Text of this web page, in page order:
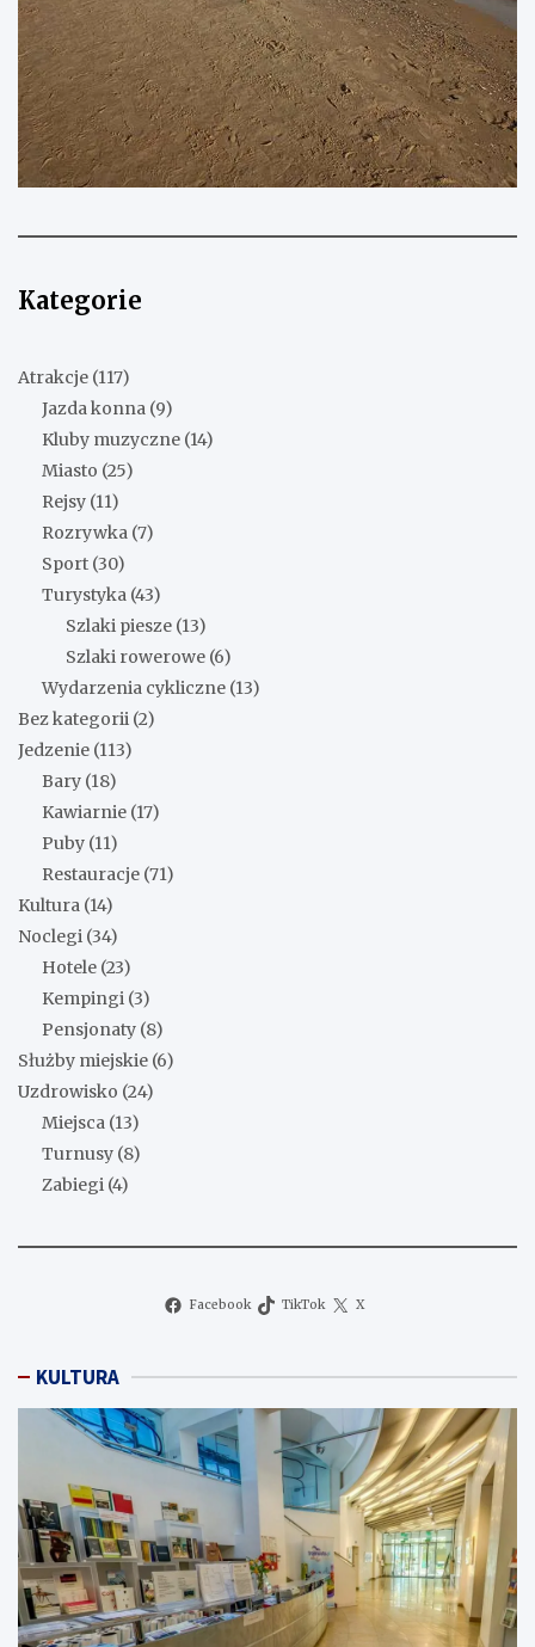
Kategorie
Atrakcje (117)
Jazda konna (9)
Kluby muzyczne (14)
Miasto (25)
Rejsy (11)
Rozrywka (7)
Sport (30)
Turystyka (43)
Szlaki piesze (13)
Szlaki rowerowe (6)
Wydarzenia cykliczne (13)
Bez kategorii (2)
Jedzenie (113)
Bary (18)
Kawiarnie (17)
Puby (11)
Restauracje (71)
Kultura (14)
Noclegi (34)
Hotele (23)
Kempingi (3)
Pensjonaty (8)
Służby miejskie (6)
Uzdrowisko (24)
Miejsca (13)
Turnusy (8)
Zabiegi (4)
Facebook TikTok X
KULTURA